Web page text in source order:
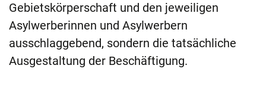
Gebietskörperschaft und den jeweiligen
Asylwerberinnen und Asylwerbern
ausschlaggebend, sondern die tatsächliche
Ausgestaltung der Beschäftigung.